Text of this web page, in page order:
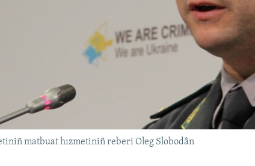
matbuat hızmetiniñ reberi Oleg Slobodân